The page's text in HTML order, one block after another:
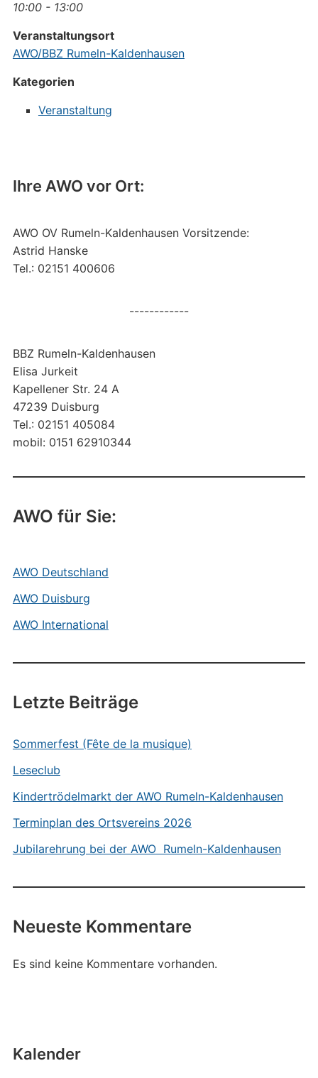
Ihre AWO vor Ort:
AWO OV Rumeln-Kaldenhausen Vorsitzende:
Astrid Hanske
Tel.: 02151 400606
------------
BBZ Rumeln-Kaldenhausen
Elisa Jurkeit
Kapellener Str. 24 A
47239 Duisburg
Tel.: 02151 405084
mobil: 0151 62910344
AWO für Sie:
AWO Deutschland
AWO Duisburg
AWO International
Letzte Beiträge
Sommerfest (Fête de la musique)
Leseclub
Kindertrödelmarkt der AWO Rumeln-Kaldenhausen
Terminplan des Ortsvereins 2026
Jubilarehrung bei der AWO Rumeln-Kaldenhausen
Neueste Kommentare
Es sind keine Kommentare vorhanden.
10:00 - 13:00
Veranstaltungsort
AWO/BBZ Rumeln-Kaldenhausen
Kategorien
Veranstaltung
Kalender